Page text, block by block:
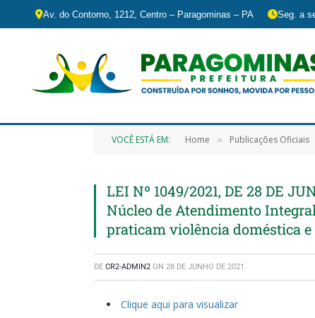
Av. do Contorno, 1212, Centro – Paragominas – PA Seg. a
VOCÊ ESTÁ EM: Home » Publicações Oficiais
LEI Nº 1049/2021, DE 28 DE
Núcleo de Atendimento
praticam violência doméstica
DE CR2-ADMIN2 ON 28 DE JUNHO DE 2021
Clique aqui para visualizar